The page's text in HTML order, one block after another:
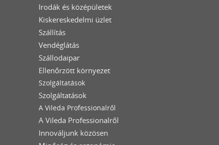
Irodák és középületek
Kiskereskedelmi üzlet
Szállítás
Vendéglátás
Szállodaipar
Ellenőrzött környezet
Szolgáltatások
Szolgáltatások
A Vileda Professionalről
A Vileda Professionalről
Innováljunk közösen